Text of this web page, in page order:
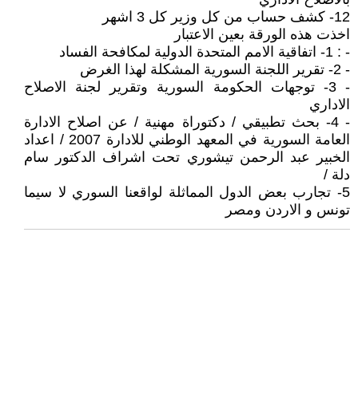
12- كشف حساب من كل وزير كل 3 اشهر
اخذت هذه الورقة بعين الاعتبار
- : 1- اتفاقية الامم المتحدة الدولية لمكافحة الفساد
- 2- تقرير اللجنة السورية المشكلة لهذا الغرض
- 3- توجهات الحكومة السورية وتقرير لجنة الاصلاح
الاداري
- 4- بحث تطبيقي / دكتوراة مهنية / عن اصلاح الادارة
العامة السورية في المعهد الوطني للادارة 2007 / اعداد
الخبير عبد الرحمن تيشوري تحت اشراف الدكتور سام
دلة /
5- تجارب بعض الدول المماثلة لواقعنا السوري لا سيما
تونس و الاردن ومصر